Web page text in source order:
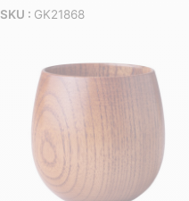
SKU : GK21868